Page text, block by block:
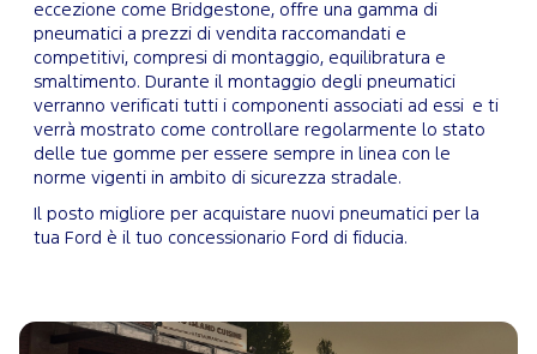
eccezione come Bridgestone, offre una gamma di
pneumatici a prezzi di vendita raccomandati e
competitivi, compresi di montaggio, equilibratura e
smaltimento. Durante il montaggio degli pneumatici
verranno verificati tutti i componenti associati ad essi e ti
verrà mostrato come controllare regolarmente lo stato
delle tue gomme per essere sempre in linea con le
norme vigenti in ambito di sicurezza stradale.
Il posto migliore per acquistare nuovi pneumatici per la
tua Ford è il tuo concessionario Ford di fiducia.